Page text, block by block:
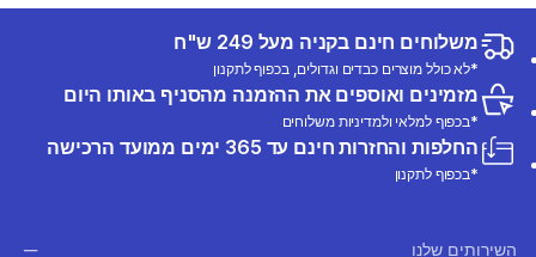
משלוחים חינם בקניה מעל 249 ש"ח
*לא כולל מוצרים כבדים וגדולים, בכפוף לתקנון
מזמינים ואוספים את ההזמנה מהסניף באותו היום
*בכפוף למלאי ולמדיניות משלוחים
החלפות והחזרות חינם עד 365 ימים ממועד הרכישה
*בכפוף לתקנון
השירותים שלנו